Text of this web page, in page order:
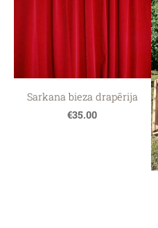
Sarkana bieza drapērija
€35.00